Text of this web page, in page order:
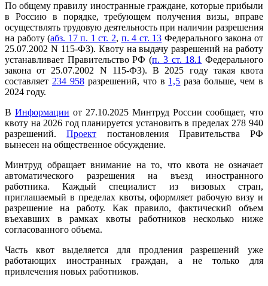
По общему правилу иностранные граждане, которые прибыли
в Россию в порядке, требующем получения визы, вправе
осуществлять трудовую деятельность при наличии разрешения
на работу (абз. 17 п. 1 ст. 2, п. 4 ст. 13 Федерального закона от
25.07.2002 N 115-ФЗ). Квоту на выдачу разрешений на работу
устанавливает Правительство РФ (п. 3 ст. 18.1 Федерального
закона от 25.07.2002 N 115-ФЗ). В 2025 году такая квота
составляет 234 958разрешений, что в 1,5 раза больше, чем в
2024 году.
В Информации от 27.10.2025 Минтруд России сообщает, что
квоту на 2026 год планируется установить в пределах 278 940
разрешений.Проект постановления Правительства РФ
вынесен на общественное обсуждение.
Минтруд обращает внимание на то, что квота не означает
автоматического разрешения на въезд иностранного
работника. Каждый специалист из визовых стран,
приглашаемый в пределах квоты, оформляет рабочую визу и
разрешение на работу. Как правило, фактический объем
въехавших в рамках квоты работников несколько ниже
согласованного объема.
Часть квот выделяется для продления разрешений уже
работающих иностранных граждан, а не только для
привлечения новых работников.